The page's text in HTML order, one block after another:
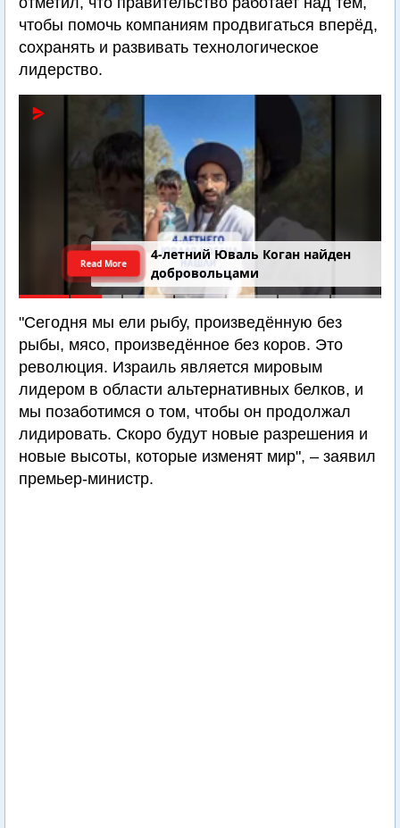
чтобы помочь компаниям продвигаться вперёд,
сохранять и развивать технологическое
лидерство.
4-летний Юваль Коган найден
добровольцами
Read More
"Сегодня мы ели рыбу, произведённую без
рыбы, мясо, произведённое без коров. Это
революция. Израиль является мировым
лидером в области альтернативных белков, и
мы позаботимся о том, чтобы он продолжал
лидировать. Скоро будут новые разрешения и
новые высоты, которые изменят мир", – заявил
премьер-министр.